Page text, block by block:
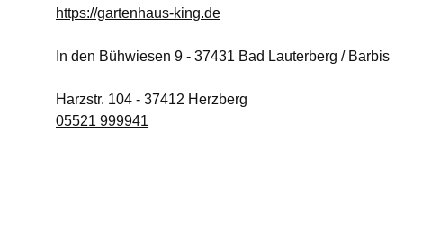
https://gartenhaus-king.de
In den Bühwiesen 9 - 37431 Bad Lauterberg / Barbis
Harzstr. 104 - 37412 Herzberg
05521 999941